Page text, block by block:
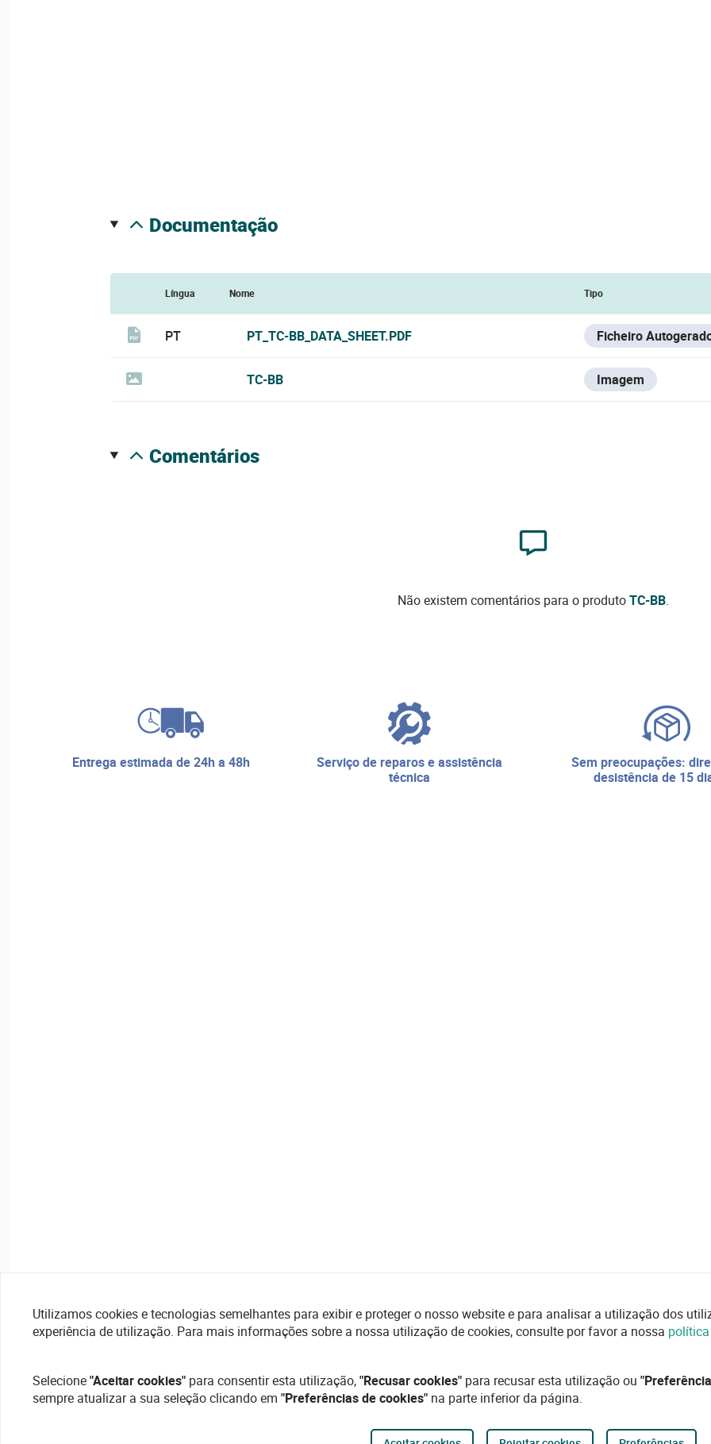
documentação
Língua Nome Tipo
PT PT_TC-BB_DATA_SHEET.PDF Ficheiro
TC-BB Imagem
comentários
Não existem comentários para o produtoTC-BB.
entrega estimada de 24h a 48h
serviço de reparos e assistência
técnica
sem preocupações: direito de
desistência de 15
Utilizamos cookies e tecnologias semelhantes para exibir e proteger o nosso website e para analisar a utilização dos
experiência de utilização. Para mais informações sobre a nossa utilização de cookies, consulte por favor a nossa
Selecione"Aceitar cookies" para consentir esta utilização,"Recusar cookies" para recusar esta utilização ou
sempre atualizar a sua seleção clicando em "Preferências de cookies" na parte inferior da página.